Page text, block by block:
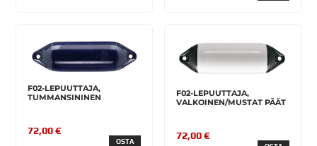
F02-LEPUUTTAJA,
TUMMANSININEN
72,00 €
OSTA
F02-LEPUUTTAJA,
VALKOINEN/MUSTAT PÄÄT
72,00 €